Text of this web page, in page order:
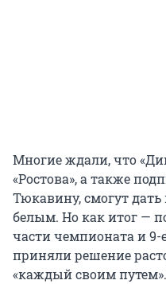
Многие ждали, что
«Ростова», а также
Тюкавину, смогут
белым. Но как итог —
части чемпионата и
приняли решение
«каждый своим